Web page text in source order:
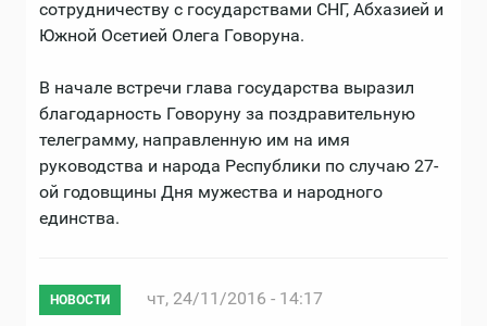
сотрудничеству с государствами СНГ, Абхазией и
Южной Осетией Олега Говоруна.
В начале встречи глава государства выразил
благодарность Говоруну за поздравительную
телеграмму, направленную им на имя
руководства и народа Республики по случаю 27-
ой годовщины Дня мужества и народного
единства.
НОВОСТИ чт, 24/11/2016 - 14:17